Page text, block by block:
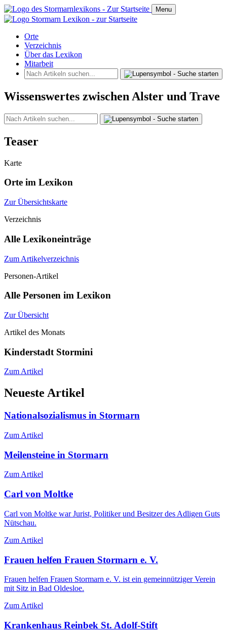
Menu
Orte
Verzeichnis
Über das Lexikon
Mitarbeit
Wissenswertes zwischen Alster und Trave
Teaser
Karte
Orte im Lexikon
Zur Übersichtskarte
Verzeichnis
Alle Lexikoneinträge
Zum Artikelverzeichnis
Personen-Artikel
Alle Personen im Lexikon
Zur Übersicht
Artikel des Monats
Kinderstadt Stormini
Zum Artikel
Neueste Artikel
Nationalsozialismus in Stormarn
Zum Artikel
Meilensteine in Stormarn
Zum Artikel
Carl von Moltke
Carl von Moltke war Jurist, Politiker und Besitzer des Adligen Guts
Nütschau.
Zum Artikel
Frauen helfen Frauen Stormarn e. V.
Frauen helfen Frauen Stormarn e. V. ist ein gemeinnütziger Verein
mit Sitz in Bad Oldesloe.
Zum Artikel
Krankenhaus Reinbek St. Adolf-Stift